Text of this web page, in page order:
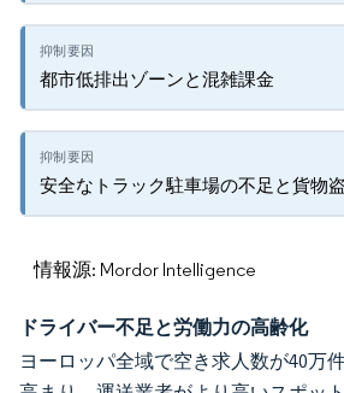
都市低排出ゾーンと混雑課金
安全なトラック駐車場の不足と貨物
情報源: Mordor Intelligence
ドライバー不足と労働力の高齢化
ヨーロッパ全域で空き求人数が40万